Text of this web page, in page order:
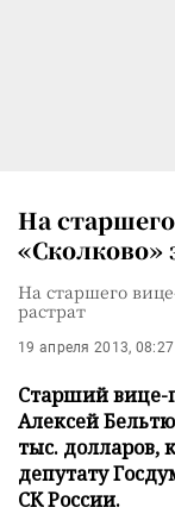
На
«Сколково»
На старшего
растрат
19 апреля 2013, 08:27
Старший вице-
Алексей
тыс. долларов,
депутату
СК России.